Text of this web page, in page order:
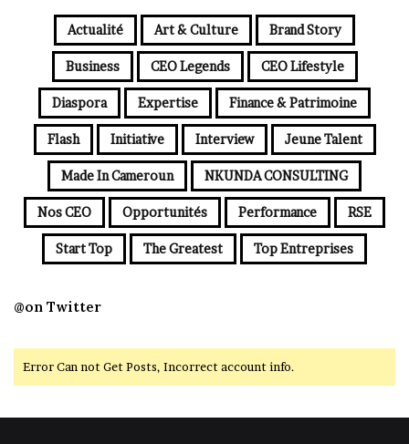
Actualité Art & Culture Brand Story
Business CEO Legends CEO Lifestyle
Diaspora Expertise Finance & Patrimoine
Flash Initiative Interview Jeune Talent
Made In Cameroun NKUNDA CONSULTING
Nos CEO Opportunités Performance RSE
Start Top The Greatest Top Entreprises
@on Twitter
Error Can not Get Posts, Incorrect account info.